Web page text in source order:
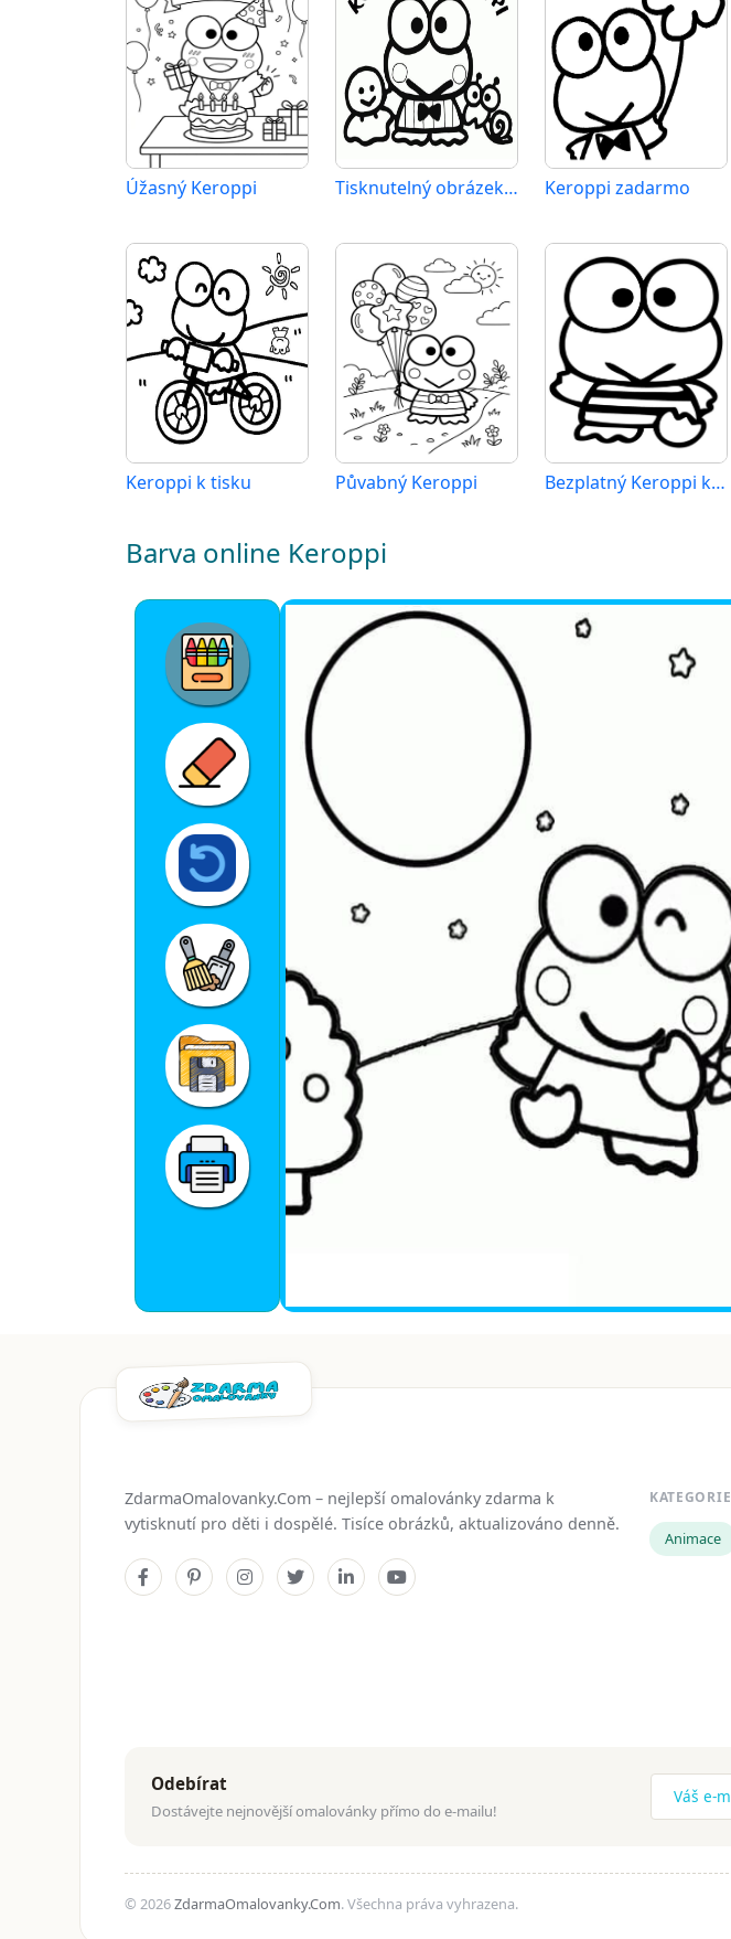
Úžasný Keroppi Tisknutelný obrázek Keroppiho Keroppi zadarmo
Keroppi k tisku Půvabný Keroppi Bezplatný Keroppi k vytisknutí
Barva online Keroppi
ZdarmaOmalovanky.Com – nejlepší omalovánky zdarma k
vytisknutí pro děti i dospělé. Tisíce obrázků, aktualizováno denně.
KATEGORIE
Animace
Odebírat
Dostávejte nejnovější omalovánky přímo do e-mailu!
© 2026ZdarmaOmalovanky.Com. Všechna práva vyhrazena.